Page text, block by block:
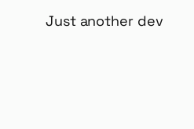
Just another dev